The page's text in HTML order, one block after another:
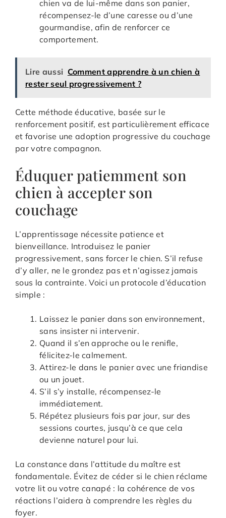
chien va de lui-même dans son panier,
récompensez-le d’une caresse ou d’une
gourmandise, afin de renforcer ce
comportement.
Lire aussi Comment apprendre à un chien à
rester seul progressivement ?
Cette méthode éducative, basée sur le
renforcement positif, est particulièrement efficace
et favorise une adoption progressive du couchage
par votre compagnon.
Éduquer patiemment son
chien à accepter son
couchage
L’apprentissage nécessite patience et
bienveillance. Introduisez le panier
progressivement, sans forcer le chien. S’il refuse
d’y aller, ne le grondez pas et n’agissez jamais
sous la contrainte. Voici un protocole d’éducation
simple :
Laissez le panier dans son environnement,
sans insister ni intervenir.
Quand il s’en approche ou le renifle,
félicitez-le calmement.
Attirez-le dans le panier avec une friandise
ou un jouet.
S’il s’y installe, récompensez-le
immédiatement.
Répétez plusieurs fois par jour, sur des
sessions courtes, jusqu’à ce que cela
devienne naturel pour lui.
La constance dans l’attitude du maître est
fondamentale. Évitez de céder si le chien réclame
votre lit ou votre canapé : la cohérence de vos
réactions l’aidera à comprendre les règles du
foyer.